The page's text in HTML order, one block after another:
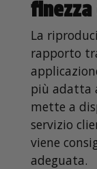
La
rapporto
più adatta
mette a
servizio
viene
adeguata.